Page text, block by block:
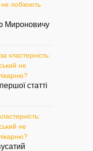
не лобіюють
Мироновичу
кластерність:
не
статті
не